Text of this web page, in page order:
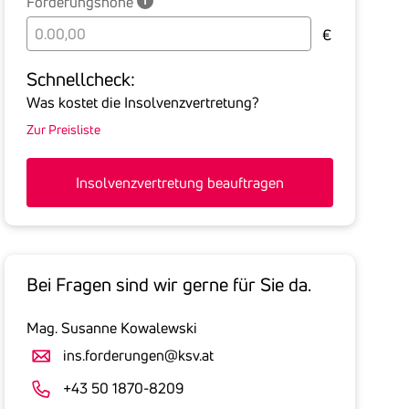
die
aller
offenen
inklusive
Umsatzsteuer
an.
tatsächlich
€
Schnell­check:
Was kostet die Insolvenzvertretung?
Zur Preisliste
Insolvenzvertretung beauftragen
Bei Fragen sind wir gerne für Sie da.
Mag. Susanne Kowalewski
ins.forderungen@ksv.at
+43 50 1870-8209